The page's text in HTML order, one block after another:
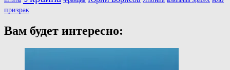
призрак
Вам будет интересно: